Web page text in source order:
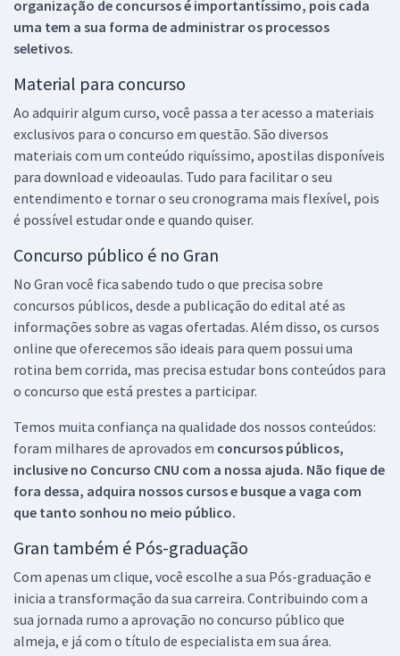
organização de concursos é importantíssimo, pois cada
uma tem a sua forma de administrar os processos
seletivos.
Material para concurso
Ao adquirir algum curso, você passa a ter acesso a materiais
exclusivos para o concurso em questão. São diversos
materiais com um conteúdo riquíssimo, apostilas disponíveis
para download e videoaulas. Tudo para facilitar o seu
entendimento e tornar o seu cronograma mais flexível, pois
é possível estudar onde e quando quiser.
Concurso público é no Gran
No Gran você fica sabendo tudo o que precisa sobre
concursos públicos, desde a publicação do edital até as
informações sobre as vagas ofertadas. Além disso, os cursos
online que oferecemos são ideais para quem possui uma
rotina bem corrida, mas precisa estudar bons conteúdos para
o concurso que está prestes a participar.
Temos muita confiança na qualidade dos nossos conteúdos:
foram milhares de aprovados em concursos públicos,
inclusive no Concurso CNU com a nossa ajuda. Não fique de
fora dessa, adquira nossos cursos e busque a vaga com
que tanto sonhou no meio público.
Gran também é Pós-graduação
Com apenas um clique, você escolhe a sua Pós-graduação e
inicia a transformação da sua carreira. Contribuindo com a
sua jornada rumo a aprovação no concurso público que
almeja, e já com o título de especialista em sua área.